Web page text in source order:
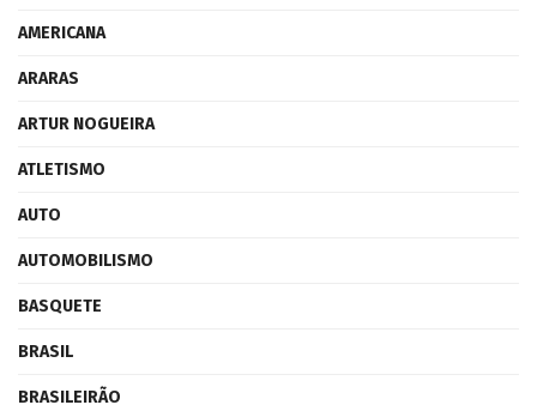
AMERICANA
ARARAS
ARTUR NOGUEIRA
ATLETISMO
AUTO
AUTOMOBILISMO
BASQUETE
BRASIL
BRASILEIRÃO